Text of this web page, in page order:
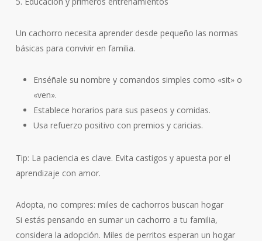
Un cachorro necesita aprender desde pequeño las normas
básicas para convivir en familia.
Enséñale su nombre y comandos simples como «sit» o
«ven».
Establece horarios para sus paseos y comidas.
Usa refuerzo positivo con premios y caricias.
Tip: La paciencia es clave. Evita castigos y apuesta por el
aprendizaje con amor.
Adopta, no compres: miles de cachorros buscan hogar
Si estás pensando en sumar un cachorro a tu familia,
considera la adopción. Miles de perritos esperan un hogar